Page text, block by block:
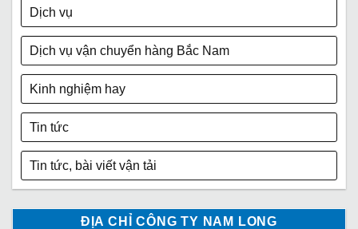
Dịch vụ
Dịch vụ vận chuyển hàng Bắc Nam
Kinh nghiệm hay
Tin tức
Tin tức, bài viết vận tải
ĐỊA CHỈ CÔNG TY NAM LONG